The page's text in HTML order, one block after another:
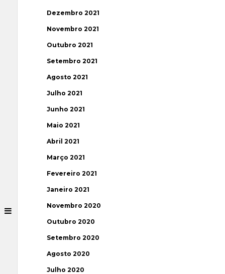
Dezembro 2021
Novembro 2021
Outubro 2021
Setembro 2021
Agosto 2021
Julho 2021
Junho 2021
Maio 2021
Abril 2021
Março 2021
Fevereiro 2021
Janeiro 2021
Novembro 2020
Outubro 2020
Setembro 2020
Agosto 2020
Julho 2020